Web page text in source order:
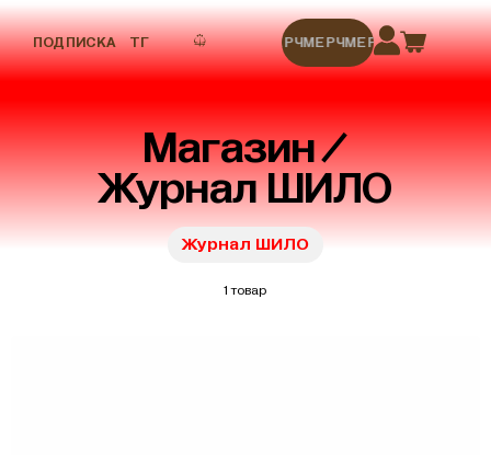
ПОДПИСКА ТГ МЕРЧМЕРЧМЕРЧМЕРЧМЕРЧ
Магазин
Журнал ШИЛО
Журнал ШИЛО
1 товар